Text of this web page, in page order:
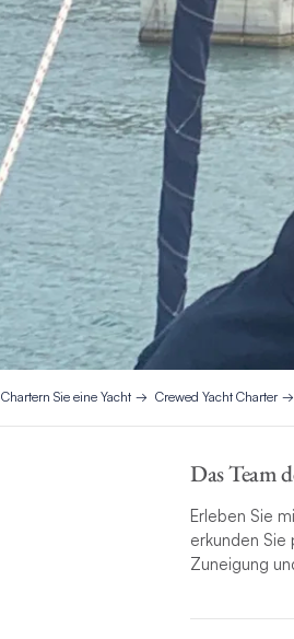
Chartern Sie eine Yacht Crewed Yacht Charter
Das Team
Erleben Sie
erkunden Sie
Zuneigung
Skipper